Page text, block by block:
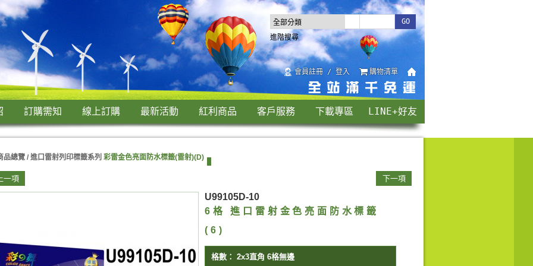
會員註冊 / 登入 購物清單
進階搜尋
訂購需知 線上訂購 最新活動 紅利商品 客戶服務 下載專區 LINE+好友
品總覽 / 進口雷射列印標籤系列 彩雷金色亮面防水標籤(雷射)(D)
一項 下一項
U99105D-10
6格 進口雷射金色亮面防水標籤
(6)
格數： 2x3直角 6格無邊